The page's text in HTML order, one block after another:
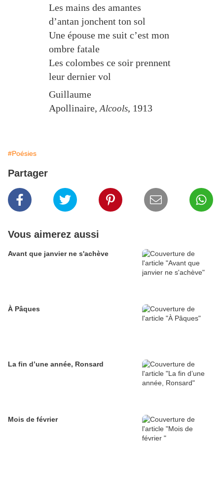
Les mains des amantes
d’antan jonchent ton sol
Une épouse me suit c’est mon
ombre fatale
Les colombes ce soir prennent
leur dernier vol
Guillaume
Apollinaire,Alcools, 1913
#Poésies
Partager
Vous aimerez aussi
Avant que janvier ne s'achève
À Pâques
La fin d’une année, Ronsard
Mois de février